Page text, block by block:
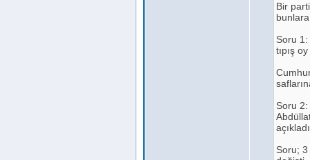
Bir
Soru
tıpış
Soru 2:
Soru;